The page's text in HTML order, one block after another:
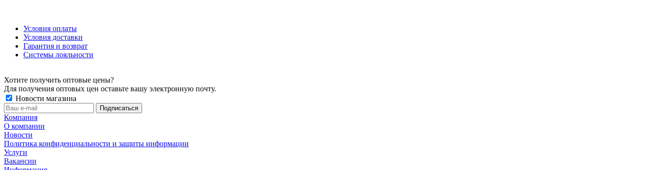
Условия оплаты
Условия доставки
Гарантия и возврат
Системы лояльности
Хотите получить оптовые цены?
Для получения оптовых цен оставьте вашу электронную почту.
Новости магазина
Компания
О компании
Новости
Политика конфиденциальности и защиты информации
Услуги
Вакансии